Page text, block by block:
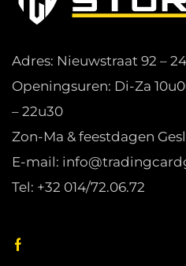
Adres: Nieuwstraat 92 –
Openingsuren: Di-Za
– 22u30
Zon-Ma & feestdagen
E-mail:
Tel: +32 014/72.06.72